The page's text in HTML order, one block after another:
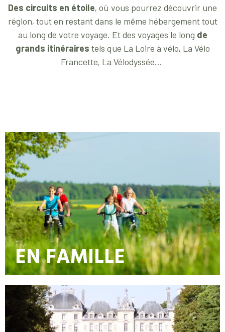
Des circuits en étoile, où vous pourrez découvrir une
région, tout en restant dans le même hébergement tout
au long de votre voyage. Et des voyages le long de
grands itinéraires tels que La Loire à vélo, La Vélo
Francette, La Vélodyssée...
EN FAMILLE